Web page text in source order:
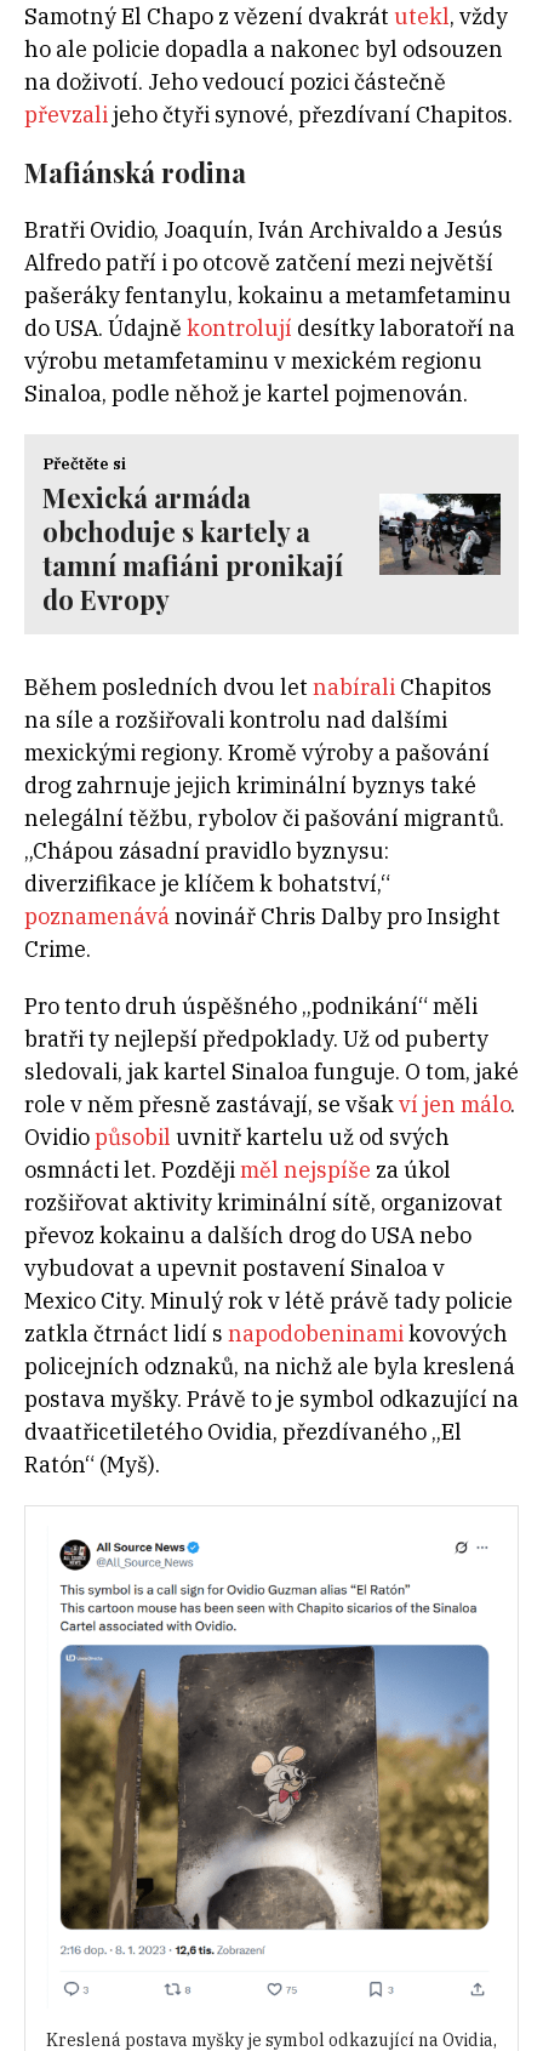
Samotný El Chapo z vězení dvakrát utekl, vždy
ho ale policie dopadla a nakonec byl odsouzen
na doživotí. Jeho vedoucí pozici částečně
převzalijeho čtyři synové, přezdívaní Chapitos.
Mafiánská rodina
Bratři Ovidio, Joaquín, Iván Archivaldo a Jesús
Alfredo patří i po otcově zatčení mezi největší
pašeráky fentanylu, kokainu a metamfetaminu
do USA. Údajně kontrolují desítky laboratoří na
výrobu metamfetaminu v mexickém regionu
Sinaloa, podle něhož je kartel pojmenován.
Přečtěte si
Mexická armáda
obchoduje s kartely a
tamní mafiáni pronikají
do Evropy
Během posledních dvou let nabírali Chapitos
na síle a rozšiřovali kontrolu nad dalšími
mexickými regiony. Kromě výroby a pašování
drog zahrnuje jejich kriminální byznys také
nelegální těžbu, rybolov či pašování migrantů.
„Chápou zásadní pravidlo byznysu:
diverzifikace je klíčem k bohatství,“
poznamenávánovinář Chris Dalby pro Insight
Crime.
Pro tento druh úspěšného „podnikání“ měli
bratři ty nejlepší předpoklady. Už od puberty
sledovali, jak kartel Sinaloa funguje. O tom, jaké
role v něm přesně zastávají, se všakví jen málo.
Ovidiopůsobil uvnitř kartelu už od svých
osmnácti let. Pozdějiměl nejspíše za úkol
rozšiřovat aktivity kriminální sítě, organizovat
převoz kokainu a dalších drog do USA nebo
vybudovat a upevnit postavení Sinaloa v
Mexico City. Minulý rok v létě právě tady policie
zatkla čtrnáct lidí s napodobeninamikovových
policejních odznaků, na nichž ale byla kreslená
postava myšky. Právě to je symbol odkazující na
dvaatřicetiletého Ovidia, přezdívaného „El
Ratón“ (Myš).
Kreslená postava myšky je symbol odkazující na Ovidia,